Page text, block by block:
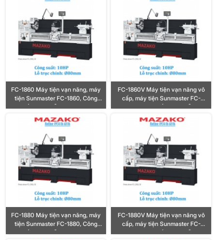
FC-1860 Máy tiện vạn năng, máy
tiện Sunmaster FC-1860, Công
suất 10HP, Lỗ trục Ø80mm
FC-1860V Máy tiện vạn năng vô
cấp, máy tiện Sunmaster FC-
1860V, Công suất 10HP, Lỗ trục
Ø80mm
FC-1880 Máy tiện vạn năng, máy
tiện Sunmaster FC-1880, Công
suất 10HP, Lỗ trục Ø80mm
FC-1880V Máy tiện vạn năng vô
cấp, máy tiện Sunmaster FC-
1880V, Công suất 10HP, Lỗ trục